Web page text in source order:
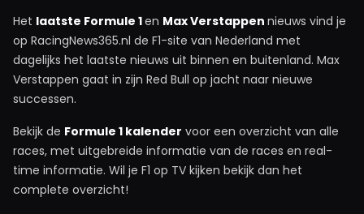
Het laatste Formule 1en Max Verstappen nieuws vind je
op RacingNews365.nl de F1-site van Nederland met
dagelijks het laatste nieuws uit binnen en buitenland. Max
Verstappen gaat in zijn Red Bull op jacht naar nieuwe
successen.
Bekijk de Formule 1 kalender voor een overzicht van alle
races, met uitgebreide informatie van de races en real-
time informatie. Wil je F1 op TV kijken bekijk dan het
complete overzicht!